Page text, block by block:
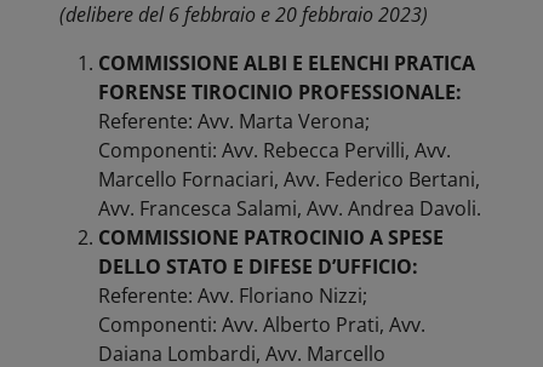
(delibere del 6 febbraio e 20 febbraio 2023)
COMMISSIONE ALBI E ELENCHI PRATICA
FORENSE TIROCINIO PROFESSIONALE:
Referente: Avv. Marta Verona;
Componenti: Avv. Rebecca Pervilli, Avv.
Marcello Fornaciari, Avv. Federico Bertani,
Avv. Francesca Salami, Avv. Andrea Davoli.
COMMISSIONE PATROCINIO A SPESE
DELLO STATO E DIFESE D’UFFICIO:
Referente: Avv. Floriano Nizzi;
Componenti: Avv. Alberto Prati, Avv.
Daiana Lombardi, Avv. Marcello